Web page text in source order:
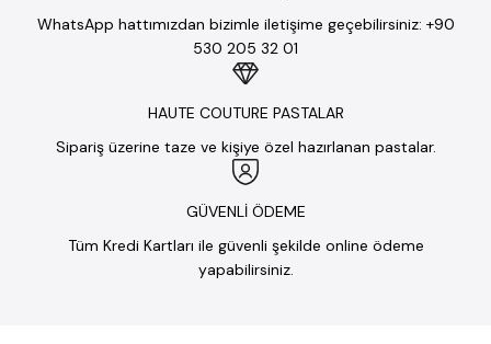
WhatsApp hattımızdan bizimle iletişime geçebilirsiniz: +90
530 205 32 01
HAUTE COUTURE PASTALAR
Sipariş üzerine taze ve kişiye özel hazırlanan pastalar.
GÜVENLİ ÖDEME
Tüm Kredi Kartları ile güvenli şekilde online ödeme
yapabilirsiniz.